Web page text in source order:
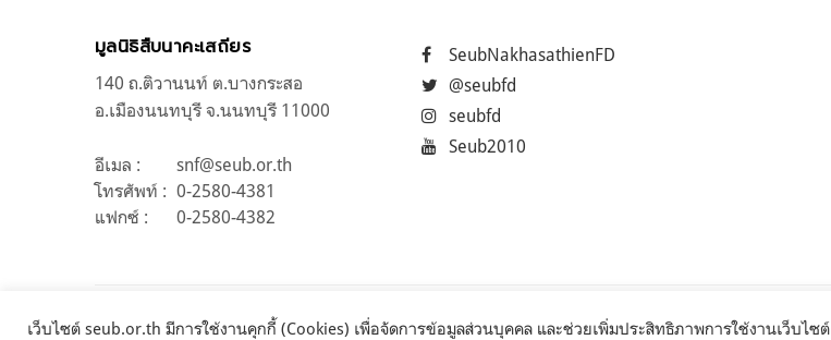
มูลนิธิสืบนาคะเสถียร
140 ถ.ติวานนท์ ต.บางกระสอ
อ.เมืองนนทบุรี จ.นนทบุรี 11000
อีเมล :
snf@seub.or.th
โทรศัพท์ : 0-2580-4381
แฟกซ์ :
0-2580-4382
SeubNakhasathienFD
@seubfd
seubfd
Seub2010
©2017 Seub.or.th
เว็บไซต์ seub.or.th มีการใช้งานคุกกี้ (Cookies) เพื่อจัดการข้อมูลส่วนบุคคล และช่วยเพิ่มประสิทธิภาพการใช้งานเว็บไซต์